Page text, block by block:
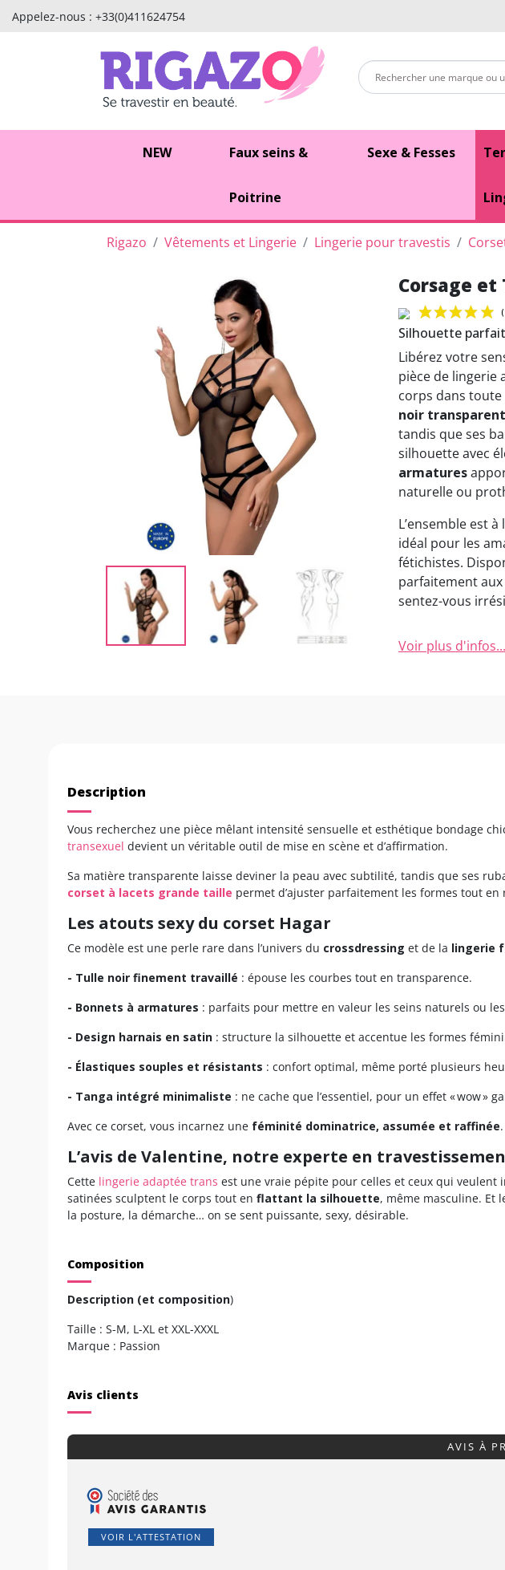
Appelez-nous : +33(0)411624754
NEW Faux seins &
Poitrine
Sexe & Fesses
Rigazo Vêtements et Lingerie Lingerie pour travestis
Corsage et
Silhouette
Libérez votre
pièce de lingerie
corps dans toute
noir transparent
tandis que ses
silhouette avec
armatures
naturelle ou
L’ensemble est
idéal pour les
fétichistes.
parfaitement
sentez-vous
Voir plus d'infos...
Description
Vous recherchez une pièce mêlant intensité sensuelle et esthétique bondage
transexuel devient un véritable outil de mise en scène et d’affirmation.
Sa matière transparente laisse deviner la peau avec subtilité, tandis que ses
corset à lacets grande taille permet d’ajuster parfaitement les formes tout en
Les atouts sexy du corset Hagar
Ce modèle est une perle rare dans l’univers du crossdressing et de la lingerie
- Tulle noir finement travaillé : épouse les courbes tout en transparence.
- Bonnets à armatures : parfaits pour mettre en valeur les seins naturels ou
- Design harnais en satin : structure la silhouette et accentue les formes
- Élastiques souples et résistants : confort optimal, même porté plusieurs
- Tanga intégré minimaliste : ne cache que l’essentiel, pour un effet « wow »
Avec ce corset, vous incarnez une féminité dominatrice, assumée et raffinée.
L’avis de Valentine, notre experte en
Cette lingerie adaptée trans est une vraie pépite pour celles et ceux qui veulent
satinées sculptent le corps tout en flattant la silhouette, même masculine. Et
la posture, la démarche… on se sent puissante, sexy, désirable.
Composition
Description (et composition)
Taille : S-M, L-XL et XXL-XXXL
Marque : Passion
Avis clients
AVIS À
VOIR L'ATTESTATION